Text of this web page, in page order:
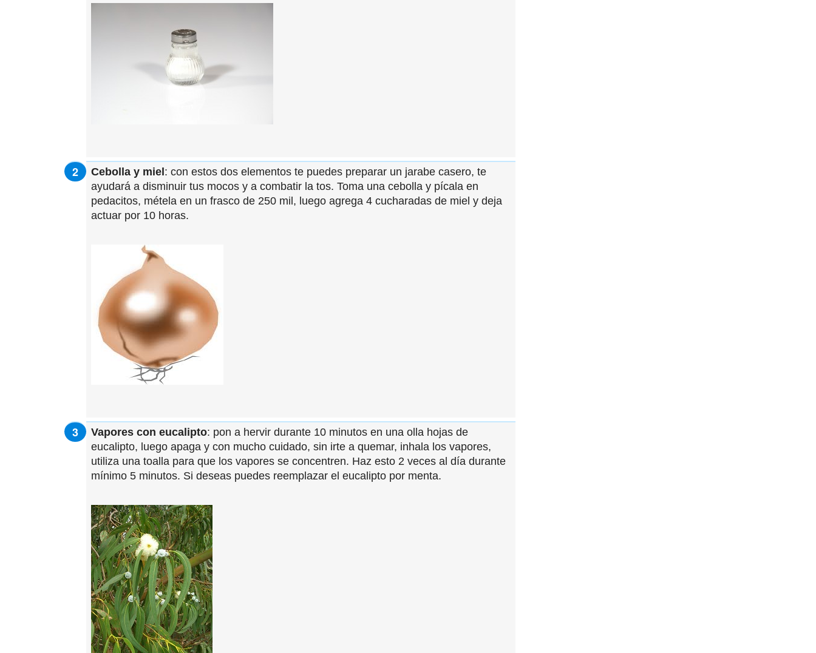
Cebolla y miel : con estos dos elementos te puedes preparar un jarabe casero, te
ayudará a disminuir tus mocos y a combatir la tos. Toma una cebolla y pícala en
pedacitos, métela en un frasco de 250 mil, luego agrega 4 cucharadas de miel y deja
actuar por 10 horas.
Vapores con eucalipto: pon a hervir durante 10 minutos en una olla hojas de
eucalipto, luego apaga y con mucho cuidado, sin irte a quemar, inhala los vapores,
utiliza una toalla para que los vapores se concentren. Haz esto 2 veces al día durante
mínimo 5 minutos. Si deseas puedes reemplazar el eucalipto por menta.